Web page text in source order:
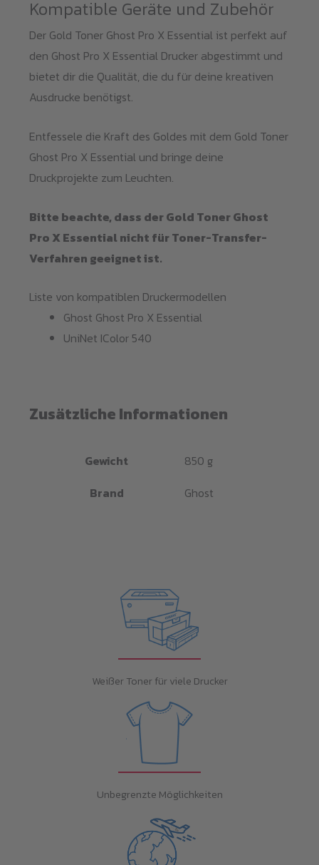
Kompatible Geräte und Zubehör
Der Gold Toner Ghost Pro X Essential ist perfekt auf
den Ghost Pro X Essential Drucker abgestimmt und
bietet dir die Qualität, die du für deine kreativen
Ausdrucke benötigst.
Entfessele die Kraft des Goldes mit dem Gold Toner
Ghost Pro X Essential und bringe deine
Druckprojekte zum Leuchten.
Bitte beachte, dass der Gold Toner Ghost
Pro X Essential nicht für Toner-Transfer-
Verfahren geeignet ist.
Liste von kompatiblen Druckermodellen
Ghost Ghost Pro X Essential
UniNet IColor 540
Zusätzliche Informationen
Gewicht
850 g
Brand
Ghost
Weißer Toner für viele Drucker
Unbegrenzte Möglichkeiten